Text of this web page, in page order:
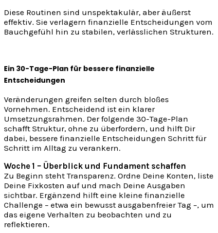
Diese Routinen sind unspektakulär, aber äußerst
effektiv. Sie verlagern finanzielle Entscheidungen vom
Bauchgefühl hin zu stabilen, verlässlichen Strukturen.
Ein 30-Tage-Plan für bessere finanzielle
Entscheidungen
Veränderungen greifen selten durch bloßes
Vornehmen. Entscheidend ist ein klarer
Umsetzungsrahmen. Der folgende 30-Tage-Plan
schafft Struktur, ohne zu überfordern, und hilft Dir
dabei, bessere finanzielle Entscheidungen Schritt für
Schritt im Alltag zu verankern.
Woche 1 – Überblick und Fundament schaffen
Zu Beginn steht Transparenz. Ordne Deine Konten, liste
Deine Fixkosten auf und mach Deine Ausgaben
sichtbar. Ergänzend hilft eine kleine finanzielle
Challenge – etwa ein bewusst ausgabenfreier Tag –, um
das eigene Verhalten zu beobachten und zu
reflektieren.